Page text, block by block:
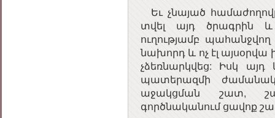
Եւ չնայած
տվել այդ ծրագրին
ուղությամբ
նախորդ և ոչ էլ այսօրվա
չձեռնարկվեց: Իսկ
պատերազմի ժամանակ
աջակցման շատ,
գործնականում ցավոք